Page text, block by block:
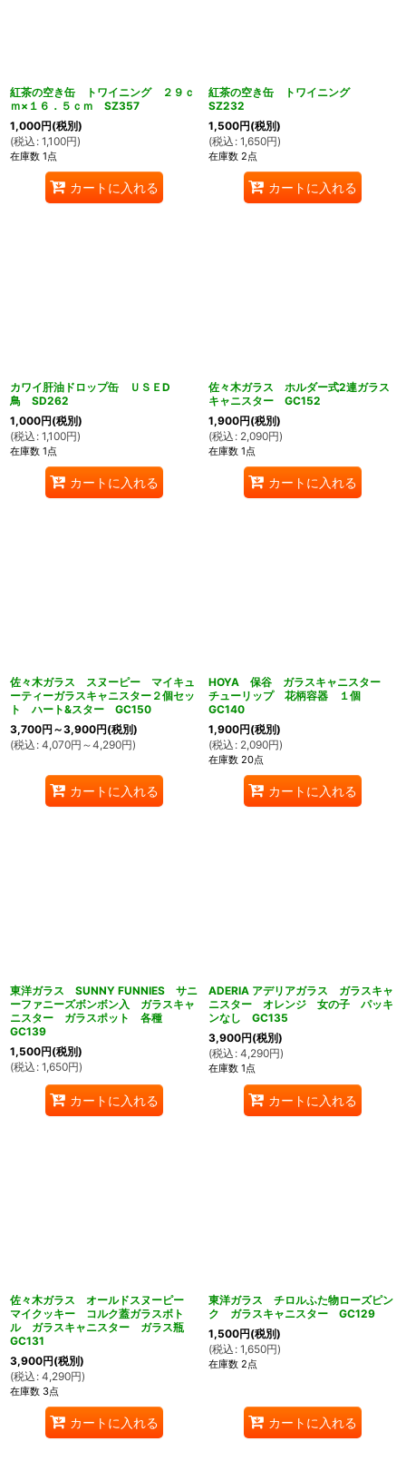
紅茶の空き缶 トワイニング ２９ｃ
ｍ×１６．５ｃｍ SZ357
1,000円(税別)
(税込 : 1,100円)
在庫数 1点
カートに入れる
紅茶の空き缶 トワイニング
SZ232
1,500円(税別)
(税込 : 1,650円)
在庫数 2点
カートに入れる
カワイ肝油ドロップ缶 ＵＳＥD
鳥 SD262
1,000円(税別)
(税込 : 1,100円)
在庫数 1点
カートに入れる
佐々木ガラス ホルダー式2連ガラス
キャニスター GC152
1,900円(税別)
(税込 : 2,090円)
在庫数 1点
カートに入れる
佐々木ガラス スヌーピー マイキュ
ーティーガラスキャニスター２個セッ
ト ハート&スター GC150
3,700円 ～3,900円(税別)
(税込 : 4,070円 ～4,290円)
カートに入れる
HOYA 保谷 ガラスキャニスター
チューリップ 花柄容器 １個
GC140
1,900円(税別)
(税込 : 2,090円)
在庫数 20点
カートに入れる
東洋ガラス SUNNY FUNNIES サニ
ーファニーズボンボン入 ガラスキャ
ニスター ガラスポット 各種
GC139
1,500円(税別)
(税込 : 1,650円)
カートに入れる
ADERIA アデリアガラス ガラスキャ
ニスター オレンジ 女の子 パッキ
ンなし GC135
3,900円(税別)
(税込 : 4,290円)
在庫数 1点
カートに入れる
佐々木ガラス オールドスヌーピー
マイクッキー コルク蓋ガラスボト
ル ガラスキャニスター ガラス瓶
GC131
3,900円(税別)
(税込 : 4,290円)
在庫数 3点
カートに入れる
東洋ガラス チロルふた物ローズピン
ク ガラスキャニスター GC129
1,500円(税別)
(税込 : 1,650円)
在庫数 2点
カートに入れる